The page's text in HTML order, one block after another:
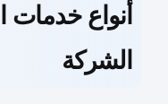
أنواع خدمات
الشركة